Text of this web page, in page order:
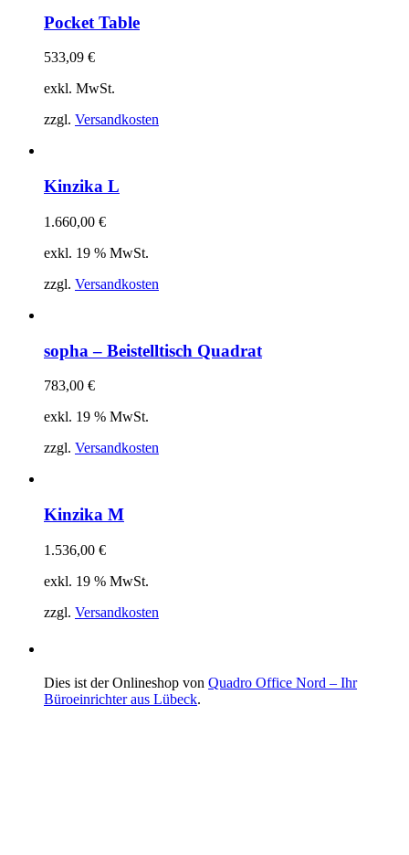
Pocket Table
533,09 €
exkl. MwSt.
zzgl. Versandkosten
Kinzika L
1.660,00 €
exkl. 19 % MwSt.
zzgl. Versandkosten
sopha – Beistelltisch Quadrat
783,00 €
exkl. 19 % MwSt.
zzgl. Versandkosten
Kinzika M
1.536,00 €
exkl. 19 % MwSt.
zzgl. Versandkosten
Dies ist der Onlineshop von Quadro Office Nord – Ihr
Büroeinrichter aus Lübeck.